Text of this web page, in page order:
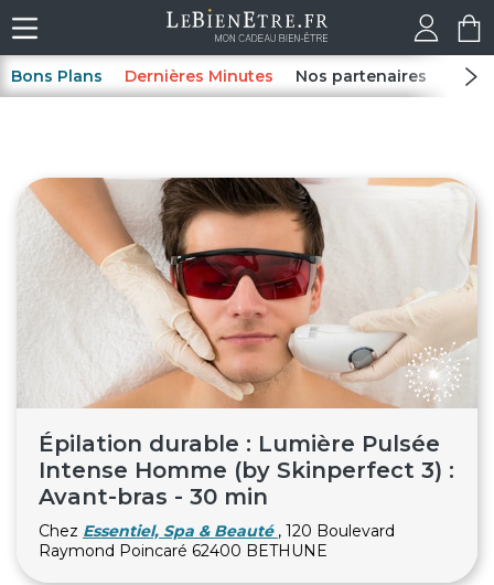
Bons Plans Dernières Minutes Nos partenaires Spas
Épilation durable : Lumière Pulsée
Intense Homme (by Skinperfect 3) :
Avant-bras - 30 min
Chez Essentiel, Spa & Beauté , 120 Boulevard
Raymond Poincaré 62400 BETHUNE